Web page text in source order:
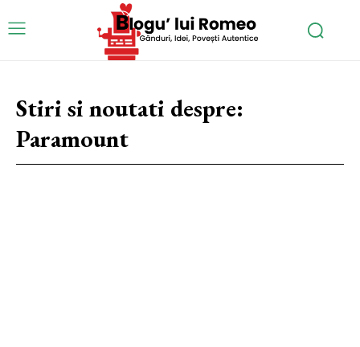
Stiri si noutati despre:
Paramount